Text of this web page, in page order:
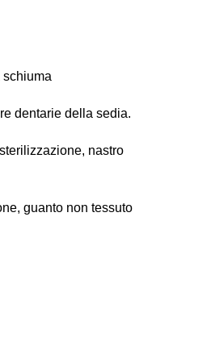
dentarie della sedia.
nastro
guanto non tessuto